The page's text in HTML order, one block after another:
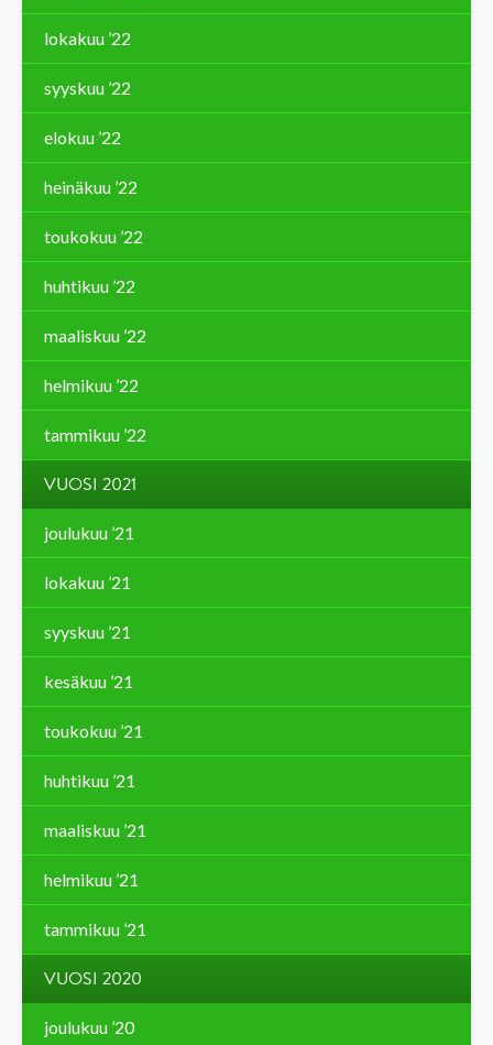
lokakuu ’22
syyskuu ’22
elokuu ’22
heinäkuu ’22
toukokuu ’22
huhtikuu ’22
maaliskuu ’22
helmikuu ’22
tammikuu ’22
VUOSI 2021
joulukuu ’21
lokakuu ’21
syyskuu ’21
kesäkuu ’21
toukokuu ’21
huhtikuu ’21
maaliskuu ’21
helmikuu ’21
tammikuu ’21
VUOSI 2020
joulukuu ’20